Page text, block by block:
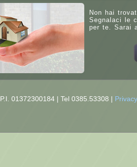
Non hai
Segnalaci le
per te. Sarai
P.I. 01372300184 | Tel 0385.53308 | Privacy